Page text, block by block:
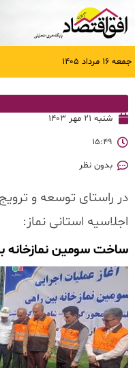
جمعه ۱۶ مرداد ۱۴۰۵
شنبه ۲۱ مهر ۱۴۰۳
۱۵:۴۹
بدون نظر
در راستای توسعه و
اجلاسیه استانی نماز:
ساخت سومین نمازخانه